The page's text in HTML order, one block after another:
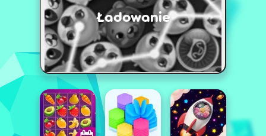
Ładowanie